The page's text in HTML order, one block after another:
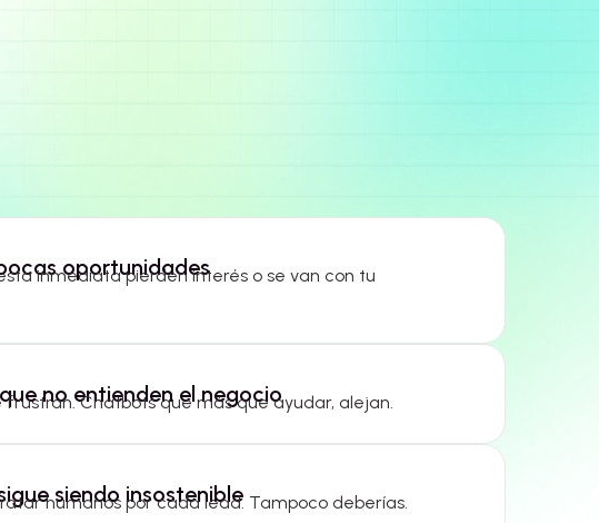
oportunidades
inmediata pierden interés o se van con tu
no entienden el negocio
frustran. Chatbots que más que ayudar, alejan.
siendo insostenible
humanos por cada lead. Tampoco deberías.